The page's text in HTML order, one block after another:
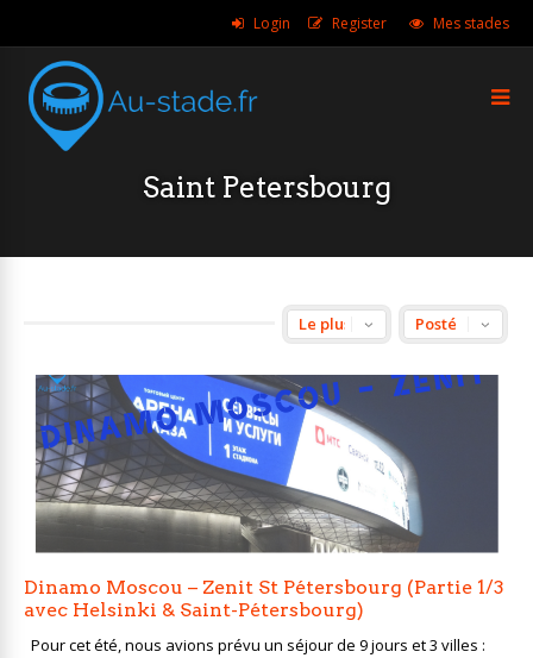
Login Register Mes stades
Saint Petersbourg
Dinamo Moscou – Zenit St Pétersbourg (Partie 1/3
avec Helsinki & Saint-Pétersbourg)
Pour cet été, nous avions prévu un séjour de 9 jours et 3 villes :